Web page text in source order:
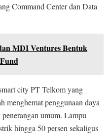
Command Center dan Data
MDI Ventures Bentuk
city PT Telkom yang
menghemat penggunaan daya
umum. Lampu
hingga 50 persen sekaligus